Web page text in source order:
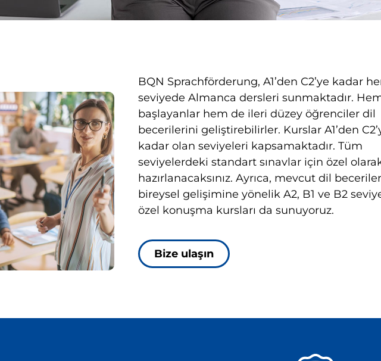
BQN Sprachförderung, A1’den C2’ye kadar
seviyede Almanca dersleri sunmaktadır.
başlayanlar hem de ileri düzey öğrenciler dil
becerilerini geliştirebilirler. Kurslar A1’den
kadar olan seviyeleri kapsamaktadır. Tüm
seviyelerdeki standart sınavlar için özel
hazırlanacaksınız. Ayrıca, mevcut dil
bireysel gelişimine yönelik A2, B1 ve B2
özel konuşma kursları da sunuyoruz.
Bize ulaşın